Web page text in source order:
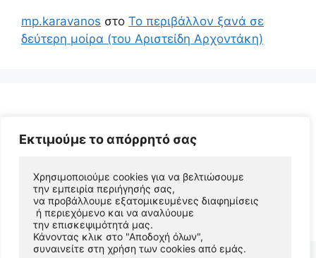
Εκτιμούμε το απόρρητό σας
Χρησιμοποιούμε cookies για να βελτιώσουμε
την εμπειρία περιήγησής σας,
να προβάλλουμε εξατομικευμένες διαφημίσεις
ή περιεχόμενο και να αναλύουμε
την επισκεψιμότητά μας.
Κάνοντας κλικ στο "Αποδοχή όλων",
συναινείτε στη χρήση των cookies από εμάς.
mp.karavanos στο Το περιβάλλον ξανά σε
δεύτερη μοίρα (του Αριστείδη Αρχοντάκη)
© 2026 Αριστείδης Αρχοντάκης Φυσικός Συγγραφέας
• Φτιαγμένο μεGeneratePress